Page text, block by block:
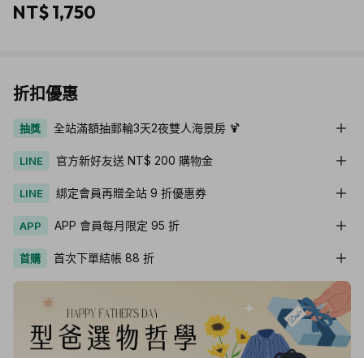
NT$ 1,750
折扣優惠
抽獎 全站滿額抽郵輪3天2夜雙人海景房 🍹
LINE 官方新好友送 NT$ 200 購物金
LINE 綁定會員再贈全站 9 折優惠券
APP APP 會員每月限定 95 折
首購 首次下單結帳 88 折